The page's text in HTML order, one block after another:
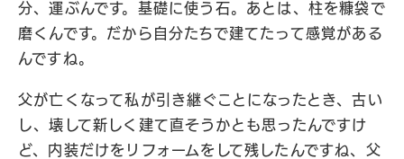
分、運ぶんです。基礎に使う石。あとは、柱を糠袋で
磨くんです。だから自分たちで建てたって感覚がある
んですね。
父が亡くなって私が引き継ぐことになったとき、古い
し、壊して新しく建て直そうかとも思ったんですけ
ど、内装だけをリフォームをして残したんですね、父